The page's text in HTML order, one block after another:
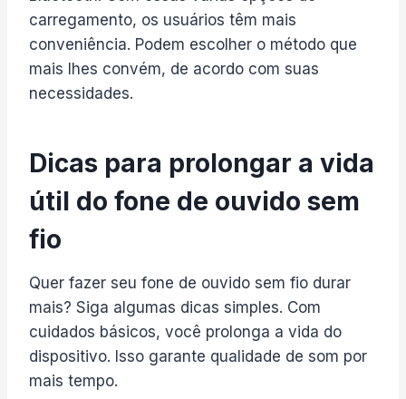
carregamento, os usuários têm mais
conveniência. Podem escolher o método que
mais lhes convém, de acordo com suas
necessidades.
Dicas para prolongar a vida
útil do fone de ouvido sem
fio
Quer fazer seu fone de ouvido sem fio durar
mais? Siga algumas dicas simples. Com
cuidados básicos, você prolonga a vida do
dispositivo. Isso garante qualidade de som por
mais tempo.